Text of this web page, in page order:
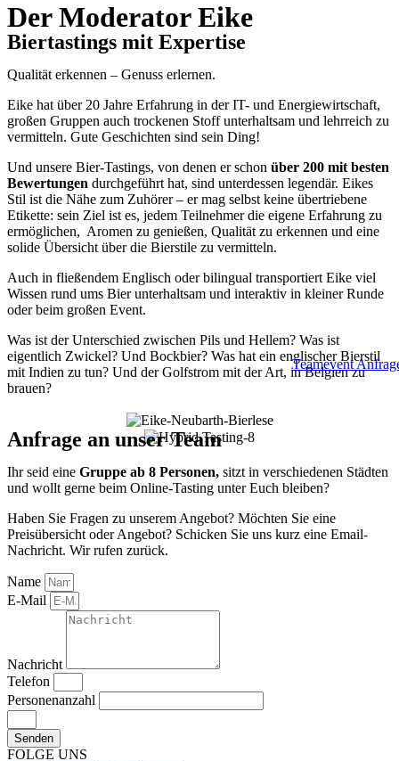
Der Moderator Eike
Biertastings mit Expertise
Qualität erkennen – Genuss erlernen.
Eike hat über 20 Jahre Erfahrung in der IT- und Energiewirtschaft,
großen Gruppen auch trockenen Stoff unterhaltsam und lehrreich zu
vermitteln. Gute Geschichten sind sein Ding!
Und unsere Bier-Tastings, von denen er schon über 200 mit besten
Bewertungen durchgeführt hat, sind unterdessen legendär. Eikes
Stil ist die Nähe zum Zuhörer – er mag selbst keine übertriebene
Etikette: sein Ziel ist es, jedem Teilnehmer die eigene Erfahrung zu
ermöglichen, Aromen zu genießen, Qualität zu erkennen und eine
solide Übersicht über die Bierstile zu vermitteln.
Auch in fließendem Englisch oder bilingual transportiert Eike viel
Wissen rund ums Bier unterhaltsam und interaktiv in kleiner Runde
oder beim großen Event.
Was ist der Unterschied zwischen Pils und Hellem? Was ist
eigentlich Zwickel? Und Bockbier? Was hat ein englischer Bierstil
mit Indien zu tun? Und der Golfstrom mit der Art, in Belgien zu
brauen?
Teamevent
Anfrage an unser Team​
Ihr seid eine Gruppe ab 8 Personen, sitzt in verschiedenen Städten
und wollt gerne beim Online-Tasting unter Euch bleiben?
Haben Sie Fragen zu unserem Angebot? Möchten Sie eine
Preisübersicht oder Angebot? Schicken Sie uns kurz eine Email-
Nachricht. Wir rufen zurück.
Name
E-Mail
Nachricht
Telefon
Personenanzahl
Senden
FOLGE UNS